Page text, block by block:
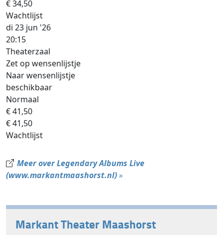
€ 34,50
Wachtlijst
di 23 jun '26
20:15
Theaterzaal
Zet op wensenlijstje
Naar wensenlijstje
beschikbaar
Normaal
€ 41,50
€ 41,50
Wachtlijst
Meer over Legendary Albums Live
(www.markantmaashorst.nl)»
Markant Theater Maashorst